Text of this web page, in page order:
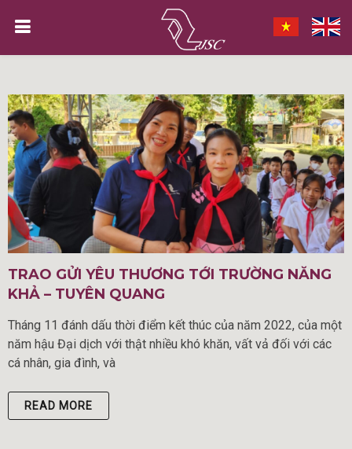
TRAO GỬI YÊU THƯƠNG TỚI TRƯỜNG NĂNG
KHẢ – TUYÊN QUANG
Tháng 11 đánh dấu thời điểm kết thúc của năm 2022, của một
năm hậu Đại dịch với thật nhiều khó khăn, vất vả đối với các
cá nhân, gia đình, và
READ MORE